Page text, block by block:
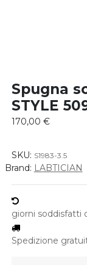
Spugna
STYLE
170,00 €
SKU: S1983-3.5
Brand: LABTICIAN
giorni soddisfatti
Spedizione